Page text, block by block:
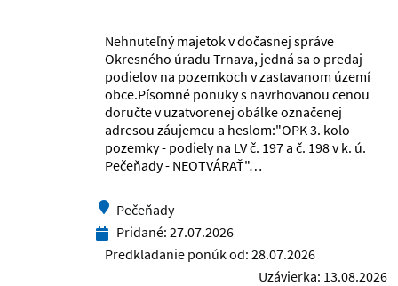
Hámre
Centrum pre deti a rodiny Semeteš
Centrum pre deti a rodiny Trenčín
Centrum pre deti a rodiny Veľké
Kapušany
Centrum pre deti a rodiny Zlatovce
Centrum pre deti a rodiny, Hriňová
Nehnuteľný majetok v dočasnej správe
Okresného úradu Trnava, jedná sa o predaj
podielov na pozemkoch v zastavanom území
obce.Písomné ponuky s navrhovanou cenou
doručte v uzatvorenej obálke označenej
adresou záujemcu a heslom:"OPK 3. kolo -
pozemky - podiely na LV č. 197 a č. 198 v k. ú.
Pečeňady - NEOTVÁRAŤ"…
Pečeňady
Pridané: 27.07.2026
Predkladanie ponúk od: 28.07.2026
Uzávierka: 13.08.2026